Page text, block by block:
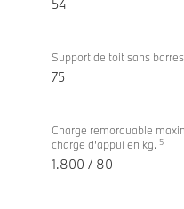
54
Support de toit sans
75
Charge remorquable
charge d'appui en kg. 5
1.800 / 80